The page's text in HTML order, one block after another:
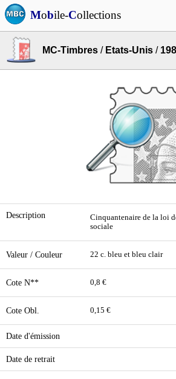
Mobile-Collections
MC-Timbres / Etats-Unis /
Description
Cinquantenaire de la loi
sociale
Valeur / Couleur 22 c. bleu et bleu clair
Cote N** 0,8 €
Cote Obl. 0,15 €
Date d'émission
Date de retrait